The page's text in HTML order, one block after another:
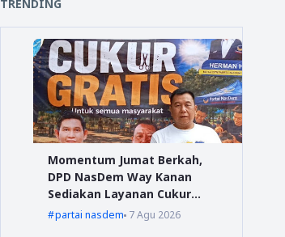
TRENDING
Momentum Jumat Berkah,
DPD NasDem Way Kanan
Sediakan Layanan Cukur
Gratis
partai nasdem 7 Agu 2026